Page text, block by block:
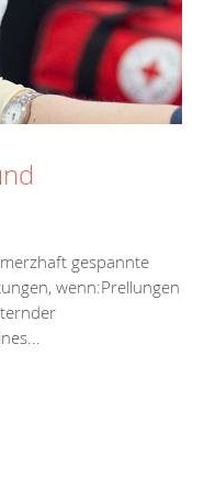
gespannte
wenn:Prellungen